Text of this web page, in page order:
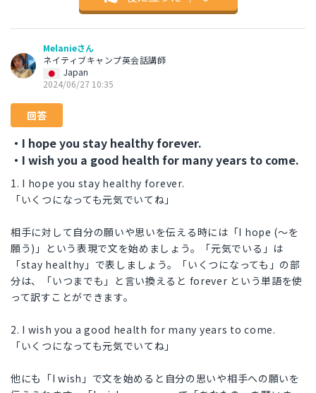
Melanieさん
ネイティブキャンプ英会話講師
Japan
2024/06/27 10:35
回答
・I hope you stay healthy forever.
・I wish you a good health for many years to come.
1. I hope you stay healthy forever.
「いくつになっても元気でいてね」
相手に対して自分の願いや思いを伝える時には「I hope (〜を
願う)」という表現で文を始めましょう。「元気でいる」は
「stay healthy」で表しましょう。「いくつになっても」の部
分は、「いつまでも」と言い換えると forever という単語を使
って訳すことができます。
2. I wish you a good health for many years to come.
「いくつになっても元気でいてね」
他にも「I wish」で文を始めると自分の思いや相手への願いを